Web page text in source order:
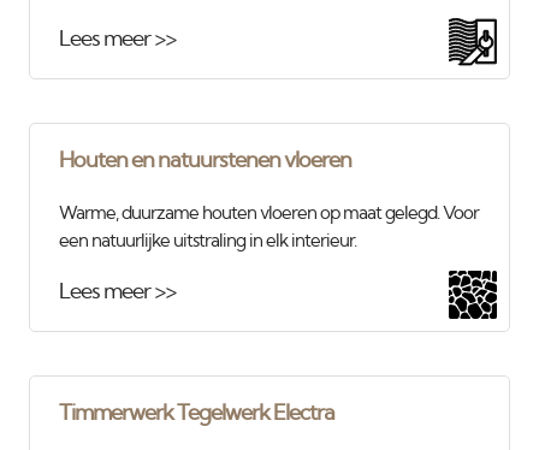
Lees meer >>
Houten en natuurstenen vloeren
Warme, duurzame houten vloeren op maat gelegd. Voor
een natuurlijke uitstraling in elk interieur.
Lees meer >>
Timmerwerk Tegelwerk Electra